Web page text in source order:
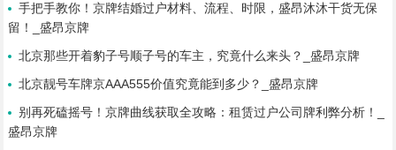
手把手教你！京牌结婚过户材料、流程、时限，盛昂沐沐干货无保
留！_盛昂京牌
北京那些开着豹子号顺子号的车主，究竟什么来头？_盛昂京牌
北京靓号车牌京AAA555价值究竟能到多少？_盛昂京牌
别再死磕摇号！京牌曲线获取全攻略：租赁过户公司牌利弊分析！_
盛昂京牌